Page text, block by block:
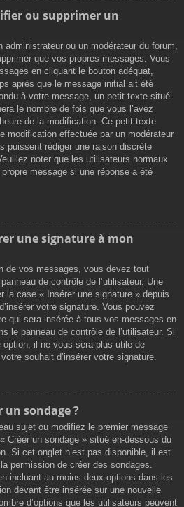
ou supprimer un
ou un modérateur du forum,
que vos propres messages. Vous
en cliquant le bouton adéquat,
après que le message initial ait été
à votre message, un petit texte situé
le nombre de fois que vous l’avez
de la modification. Ce petit texte
modification effectuée par un modérateur
puissent rédiger une raison discrète
noter que les utilisateurs normaux
message si une réponse a été
une signature à mon
de vos messages, vous devez tout
de contrôle de l’utilisateur. Une
la case « Insérer une signature » depuis
votre signature. Vous pouvez
qui sera insérée à tous vos messages en
le panneau de contrôle de l’utilisateur. Si
il ne vous sera plus utile de
souhait d’insérer votre signature.
un sondage ?
sujet ou modifiez le premier message
Créer un sondage » situé en-dessous du
Si cet onglet n’est pas disponible, il est
permission de créer des sondages.
incluant au moins deux options dans les
devant être insérée sur une nouvelle
d’options que les utilisateurs peuvent